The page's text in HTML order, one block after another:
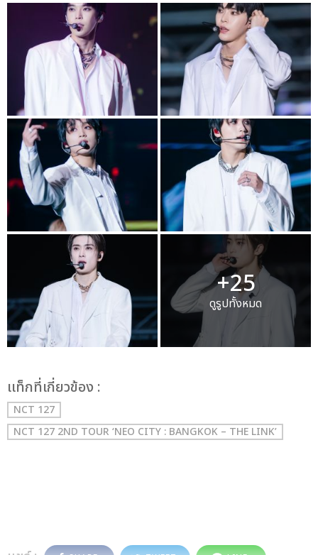
+25
ดูรูปทั้งหมด
เเท็กที่เกี่ยวข้อง :
NCT 127
NCT 127 2ND TOUR ‘NEO CITY : BANGKOK – THE LINK’